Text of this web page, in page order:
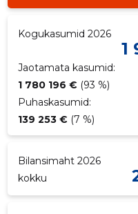
Kogukasumid 2026
1
Jaotamata kasumid:
1 780 196 € (93 %)
Puhaskasumid:
139 253 € (7 %)
Bilansimaht 2026
kokku